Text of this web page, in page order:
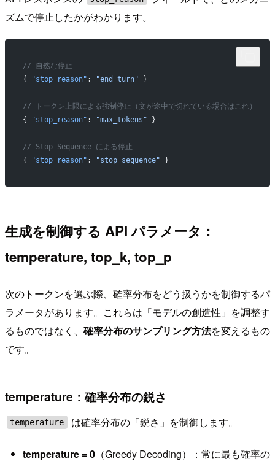
ズムで停止したかがわかります。
// 自然な停止
{
"stop_reason" : "end_turn" }
// トークン上限による強制停止（文が途中で切れている場合はこれ）
{
"stop_reason" : "max_tokens" }
// Stop Sequence による停止
{
"stop_reason" : "stop_sequence" }
生成を制御する API パラメータ：
temperature, top_k, top_p
次のトークンを選ぶ際、確率分布をどう扱うかを制御するパ
ラメータがあります。これらは「モデルの創造性」を調整す
るものではなく、 確率分布のサンプリング方法を変えるもの
です。
temperature：確率分布の鋭さ
temperature は確率分布の「鋭さ」を制御します。
temperature = 0（Greedy Decoding）：常に最も確率の